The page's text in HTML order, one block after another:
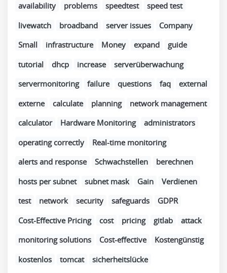
availability
problems speedtest
speed test
livewatch
broadband server issues
Company
Small
infrastructure Money expand
guide
tutorial
dhcp increase
serverüberwachung
servermonitoring
failure questions faq
external
externe
calculate planning
network management
calculator
Hardware Monitoring
administrators
operating correctly
Real-time monitoring
alerts and response
Schwachstellen
berechnen
hosts per subnet
subnet mask Gain
Verdienen
test
network security safeguards
GDPR
Cost-Effective Pricing
cost pricing gitlab
attack
monitoring solutions
Cost-effective
Kostengünstig
kostenlos
tomcat
sicherheitslücke